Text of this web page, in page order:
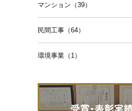
マンション（39）
民間工事（64）
環境事業（1）